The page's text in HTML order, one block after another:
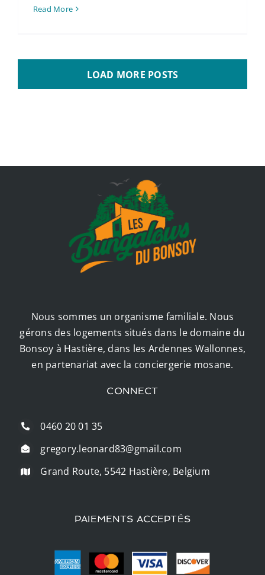
Read More
LOAD MORE POSTS
Nous sommes un organisme familiale. Nous
gérons des logements situés dans le domaine du
Bonsoy à Hastière, dans les Ardennes Wallonnes,
en partenariat avec la conciergerie mosane.
CONNECT
0460 20 01 35
gregory.leonard83@gmail.com
Grand Route, 5542 Hastière, Belgium
PAIEMENTS ACCEPTÉS